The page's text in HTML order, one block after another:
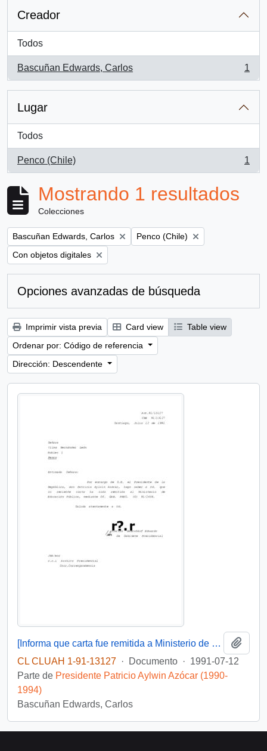
Creador
Todos
Bascuñan Edwards, Carlos
, 1 resultados
1
Lugar
Todos
Penco (Chile)
, 1 resultados
1
Mostrando 1 resultados
Colecciones
Remove filter:
Bascuñan Edwards, Carlos Remove filter:
Penco (Chile)
Remove filter:
Con objetos digitales
Opciones avanzadas de búsqueda
Imprimir vista previa Card view
Table view
Ordenar por: Código de referencia
Dirección: Descendente
[Informa que carta fue remitida a Ministerio de Educación Pública, mediante Of. GAB. PRES. (0) 91/2438]
CL CLUAH 1-91-13127 · Documento · 1991-07-12
Parte de Presidente Patricio Aylwin Azócar (1990-
1994)
Bascuñan Edwards, Carlos